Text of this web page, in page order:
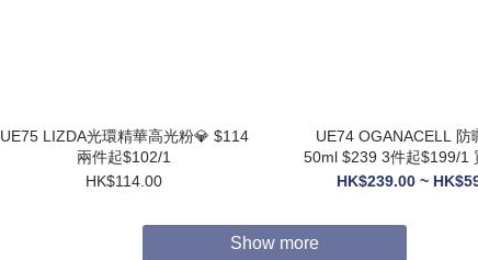
UE75 LIZDA光環精華高光粉💎 $114
兩件起$102/1
HK$114.00
UE74 OGANACELL 防曬精華乳
50ml $239 3件起$199/1 買三支送6
支10ML旅行裝
HK$239.00 ~
Show more